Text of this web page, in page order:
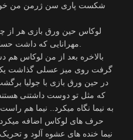
شکست پاری سن ژرمن من
لوکاس حین ورق بازی هر از
بالاخره بعد از من لوکاس
گرفت روی میز عسلی گذاشت یک
که مثل تو دوست داشتنی
به نیما نگاه میکرد.. نیما هم
حرف های لوکاس اضافه
نیما خنده های عشوه آلود و